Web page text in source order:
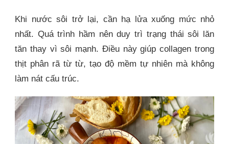
Khi nước sôi trở lại, cần hạ lửa xuống mức nhỏ
nhất. Quá trình hầm nên duy trì trạng thái sôi lăn
tăn thay vì sôi mạnh. Điều này giúp collagen trong
thịt phân rã từ từ, tạo độ mềm tự nhiên mà không
làm nát cấu trúc.